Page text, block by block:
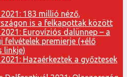
183 millió néző,
is a felkapottak között
Eurovíziós dalünnep – a
felvételek premierje (+élő
linkje)
Hazaérkeztek a győztesek